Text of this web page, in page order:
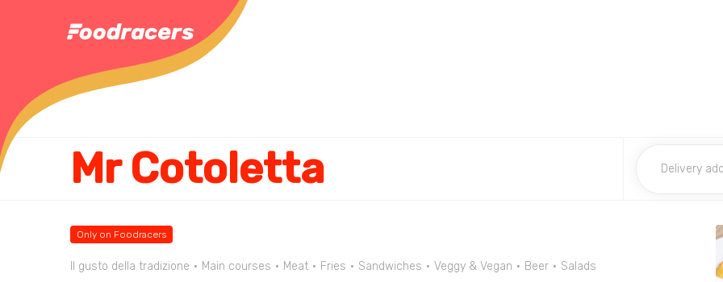
Mr Cotoletta
Only on Foodracers
Il gusto della tradizione Main courses Meat Fries Sandwiches Veggy & Vegan Beer Salads